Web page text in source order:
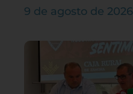
9 de agosto de 2026